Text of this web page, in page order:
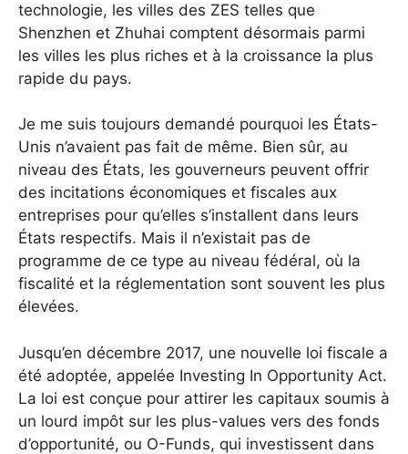
technologie, les villes des ZES telles que
Shenzhen et Zhuhai comptent désormais parmi
les villes les plus riches et à la croissance la plus
rapide du pays.
Je me suis toujours demandé pourquoi les États-
Unis n’avaient pas fait de même. Bien sûr, au
niveau des États, les gouverneurs peuvent offrir
des incitations économiques et fiscales aux
entreprises pour qu’elles s’installent dans leurs
États respectifs. Mais il n’existait pas de
programme de ce type au niveau fédéral, où la
fiscalité et la réglementation sont souvent les plus
élevées.
Jusqu’en décembre 2017, une nouvelle loi fiscale a
été adoptée, appelée Investing In Opportunity Act.
La loi est conçue pour attirer les capitaux soumis à
un lourd impôt sur les plus-values ​​vers des fonds
d’opportunité, ou O-Funds, qui investissent dans